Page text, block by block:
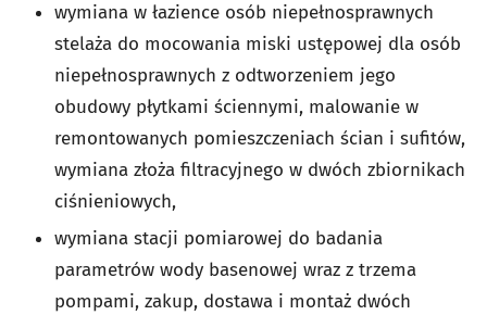
wymiana w łazience osób niepełnosprawnych
stelaża do mocowania miski ustępowej dla osób
niepełnosprawnych z odtworzeniem jego
obudowy płytkami ściennymi, malowanie w
remontowanych pomieszczeniach ścian i sufitów,
wymiana złoża filtracyjnego w dwóch zbiornikach
ciśnieniowych,
wymiana stacji pomiarowej do badania
parametrów wody basenowej wraz z trzema
pompami, zakup, dostawa i montaż dwóch